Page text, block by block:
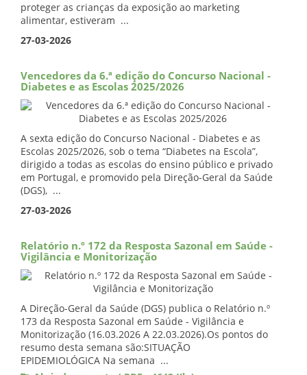
proteger as crianças da exposição ao marketing
alimentar, estiveram ...
27-03-2026
Vencedores da 6.ª edição do Concurso Nacional -
Diabetes e as Escolas 2025/2026
A sexta edição do Concurso Nacional - Diabetes e as
Escolas 2025/2026, sob o tema “Diabetes na Escola”,
dirigido a todas as escolas do ensino público e privado
em Portugal, e promovido pela Direção-Geral da Saúde
(DGS), ...
27-03-2026
Relatório n.º 172 da Resposta Sazonal em Saúde -
Vigilância e Monitorização
A Direção-Geral da Saúde (DGS) publica o Relatório n.º
173 da Resposta Sazonal em Saúde - Vigilância e
Monitorização (16.03.2026 A 22.03.2026).Os pontos do
resumo desta semana são:SITUAÇÃO
EPIDEMIOLÓGICA Na semana ...